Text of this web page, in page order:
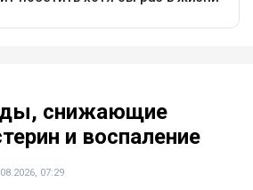
снижающие
и воспаление
07:29